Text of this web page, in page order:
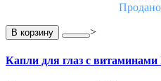
В корзину >
Капли для глаз с